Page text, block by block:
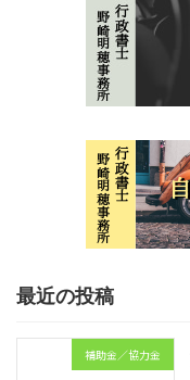
最近の投稿
補助金／協力金